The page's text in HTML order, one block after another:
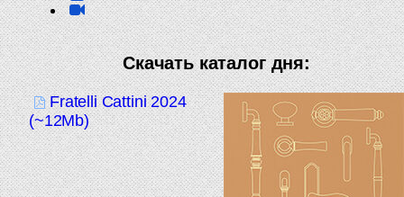
Скачать каталог дня:
Fratelli Cattini 2024
(~12Mb)